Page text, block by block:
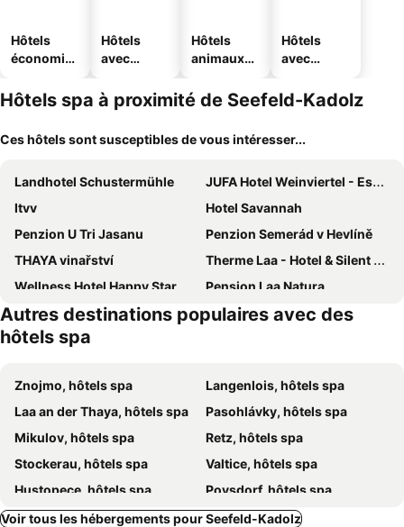
Hôtels
économiq
Hôtels
avec
Hôtels
animaux
Hôtels
avec
Hôtels spa à proximité de Seefeld-Kadolz
Ces hôtels sont susceptibles de vous intéresser...
Landhotel Schustermühle
JUFA Hotel Weinviertel - Eselsmühle
Itvv
Hotel Savannah
Penzion U Tri Jasanu
Penzion Semerád v Hevlíně
THAYA vinařství
Therme Laa - Hotel & Silent Spa
Wellness Hotel Happy Star
Pension Laa Natura
Penzion Vinarstvi Konitz
Landgut & SPA Althof Retz
Hotel Vinice Hnanice
Hotel Lechowitz
Hotel Katerina
PREMIUM Wellness & Wine Hotel Znojmo
Autres destinations populaires avec des
hôtels spa
Znojmo, hôtels spa
Langenlois, hôtels spa
Laa an der Thaya, hôtels spa
Pasohlávky, hôtels spa
Mikulov, hôtels spa
Retz, hôtels spa
Stockerau, hôtels spa
Valtice, hôtels spa
Hustopece, hôtels spa
Poysdorf, hôtels spa
Lednice, hôtels spa
Pavlov, hôtels spa
Voir tous les hébergements pour Seefeld-Kadolz